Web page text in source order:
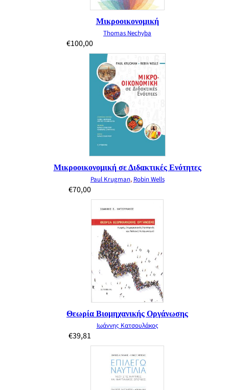
Μικροοικονομική
Thomas Nechyba
€100,00
Μικροοικονομική σε Διδακτικές Ενότητες
Paul Krugman, Robin Wells
€70,00
Θεωρία Βιομηχανικής Οργάνωσης
Ιωάννης Κατσουλάκος
€39,81